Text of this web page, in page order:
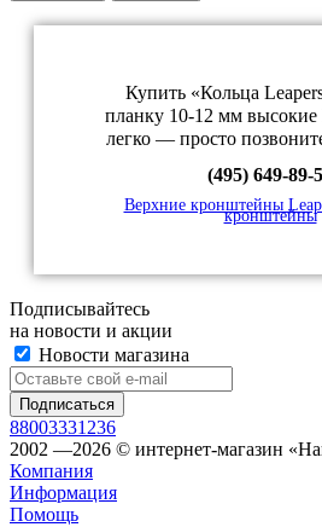
Купить «Кольца
планку 10-12 мм
легко — просто
(495) 649-89-
Верхние кронштейны
кронштейны
Подписывайтесь
на новости и акции
Новости магазина
88003331236
2002 —2026 © интернет-магазин
Компания
Информация
Помощь